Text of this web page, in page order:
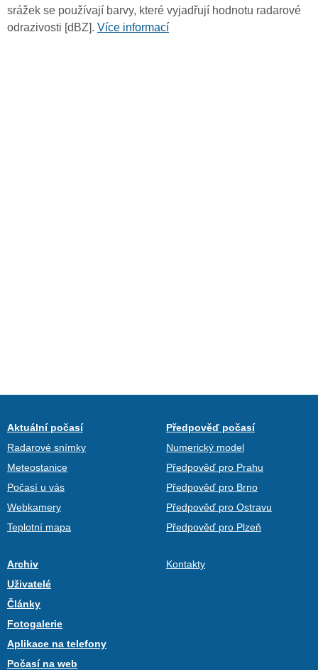
srážek se používají barvy, které vyjadřují hodnotu radarové
odrazivosti [dBZ]. Více informací
Aktuální počasí
Radarové snímky
Meteostanice
Počasí u vás
Webkamery
Teplotní mapa
Předpověď počasí
Numerický model
Předpověď pro Prahu
Předpověď pro Brno
Předpověď pro Ostravu
Předpověď pro Plzeň
Archiv
Uživatelé
Články
Fotogalerie
Aplikace na telefony
Počasí na web
Kontakty